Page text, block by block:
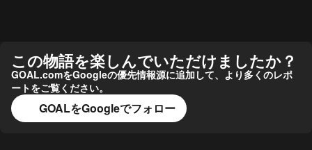
この物語を楽しんでいただけましたか？
GOAL.comをGoogleの優先情報源に追加して、より多くのレポ
ートをご覧ください。
GOALをGoogleでフォロー